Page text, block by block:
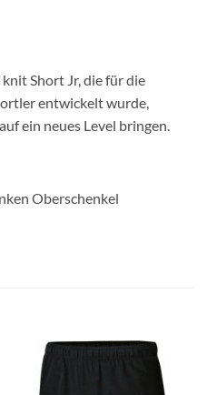
Short Jr, die für die
entwickelt wurde,
ein neues Level bringen.
Oberschenkel